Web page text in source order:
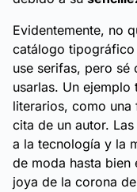
Evidentemente, no
catálogo
use serifas, pero sé
usarlas. Un
literarios, como una
cita de un autor. Las
a la tecnología y la
de moda hasta bien
joya de la corona